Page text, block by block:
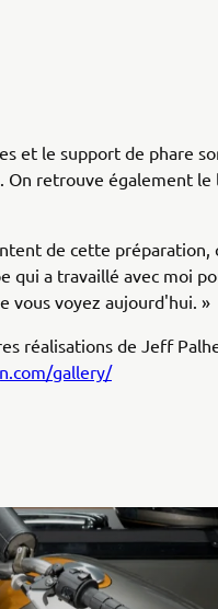
et le support de phare
retrouve également le
de cette
qui a travaillé avec moi
vous voyez aujourd'hui. »
réalisations de Jeff
gallery/